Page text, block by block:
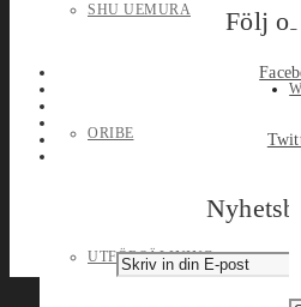
SHU UEMURA
ORIBE
UTFÖRSÄLJNING
Följ